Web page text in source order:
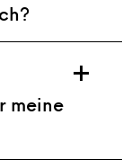
meine